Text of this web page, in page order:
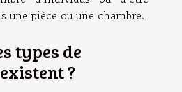
une pièce ou une chambre.
types de
?